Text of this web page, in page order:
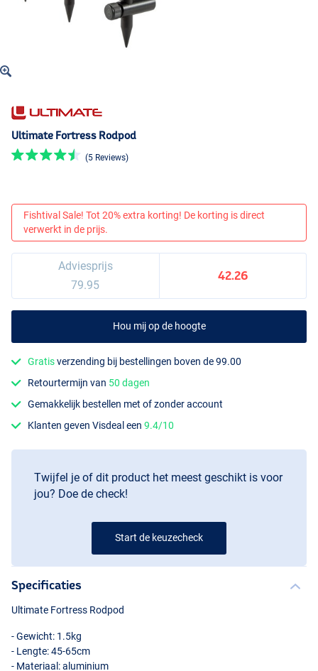
Ultimate Fortress Rodpod
(5 Reviews)
Fishtival Sale! Tot 20% extra korting! De korting is direct
verwerkt in de prijs.
Adviesprijs
79.95
42.26
Hou mij op de hoogte
Gratisverzending bij bestellingen boven de 99.00
Retourtermijn van 50 dagen
Gemakkelijk bestellen met of zonder account
Klanten geven Visdeal een9.4/10
Twijfel je of dit product het meest geschikt is voor
jou? Doe de check!
Start de keuzecheck
Specificaties
Ultimate Fortress Rodpod
- Gewicht: 1.5kg
- Lengte: 45-65cm
- Materiaal: aluminium